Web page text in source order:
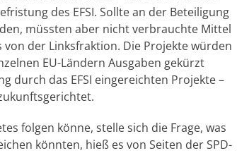
des EFSI. Sollte an der Beteiligung
müssten aber nicht verbrauchte Mittel
der Linksfraktion. Die Projekte würden
EU-Ländern Ausgaben gekürzt
durch das EFSI eingereichten Projekte –
folgen könne, stelle sich die Frage, was
könnten, hieß es von Seiten der SPD-